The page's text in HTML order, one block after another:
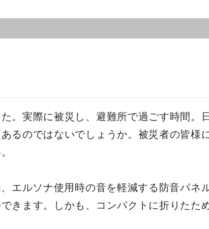
。実際に被災し、避難所で過ごす時間。
るのではないでしょうか。被災者の皆様
エルソナ使用時の音を軽減する防音パネ
きます。しかも、コンパクトに折りたた